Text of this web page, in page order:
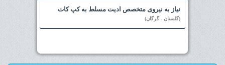
نیاز به نیروی متخصص ادیت مسلط به کپ کات
(گلستان - گرگان)